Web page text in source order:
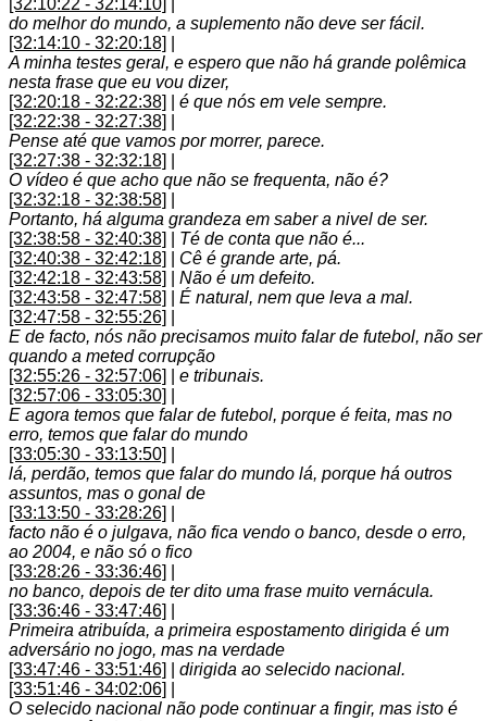
[32:10:22 - 32:14:10]
do melhor do mundo, a suplemento não deve ser fácil.
[32:14:10 - 32:20:18]
A minha testes geral, e espero que não há grande polêmica
nesta frase que eu vou dizer,
[32:20:18 - 32:22:38]
é que nós em vele sempre.
[32:22:38 - 32:27:38]
Pense até que vamos por morrer, parece.
[32:27:38 - 32:32:18]
O vídeo é que acho que não se frequenta, não é?
[32:32:18 - 32:38:58]
Portanto, há alguma grandeza em saber a nivel de ser.
[32:38:58 - 32:40:38]
Té de conta que não é...
[32:40:38 - 32:42:18]
Cê é grande arte, pá.
[32:42:18 - 32:43:58]
Não é um defeito.
[32:43:58 - 32:47:58]
É natural, nem que leva a mal.
[32:47:58 - 32:55:26]
E de facto, nós não precisamos muito falar de futebol, não ser
quando a meted corrupção
[32:55:26 - 32:57:06]
e tribunais.
[32:57:06 - 33:05:30]
E agora temos que falar de futebol, porque é feita, mas no
erro, temos que falar do mundo
[33:05:30 - 33:13:50]
lá, perdão, temos que falar do mundo lá, porque há outros
assuntos, mas o gonal de
[33:13:50 - 33:28:26]
facto não é o julgava, não fica vendo o banco, desde o erro,
ao 2004, e não só o fico
[33:28:26 - 33:36:46]
no banco, depois de ter dito uma frase muito vernácula.
[33:36:46 - 33:47:46]
Primeira atribuída, a primeira espostamento dirigida é um
adversário no jogo, mas na verdade
[33:47:46 - 33:51:46]
dirigida ao selecido nacional.
[33:51:46 - 34:02:06]
O selecido nacional não pode continuar a fingir, mas isto é